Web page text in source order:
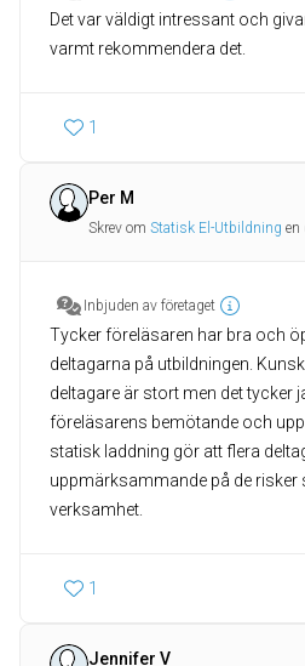
Det var väldigt intressant och
varmt rekommendera det.
1
Per M
Skrev om Statisk El-Utbildning en
Inbjuden av företaget
Tycker föreläsaren har bra och
deltagarna på utbildningen.
deltagare är stort men det tycker
föreläsarens bemötande och
statisk laddning gör att flera
uppmärksammande på de risker
verksamhet.
1
Jennifer V